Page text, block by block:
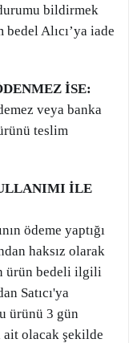
bildirmek
Alıcı’ya iade
İSE:
veya banka
teslim
İLE
ödeme yaptığı
haksız olarak
ürün bedeli ilgili
Satıcı'ya
ürünü 3 gün
olacak şekilde